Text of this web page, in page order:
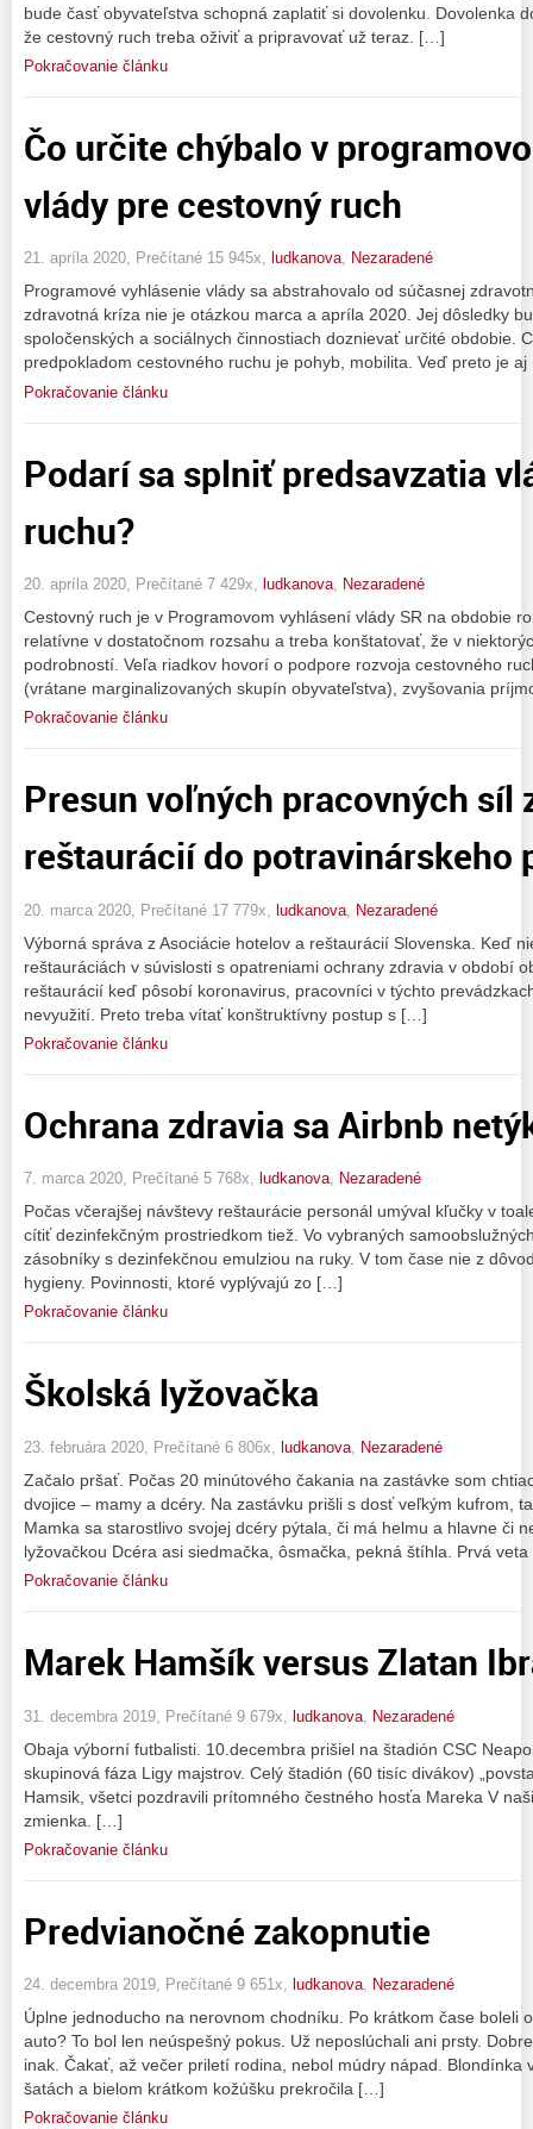
bude časť obyvateľstva schopná zaplatiť si dovolenku. Dovolenka
že cestovný ruch treba oživiť a pripravovať už teraz. […]
Pokračovanie článku
Čo určite chýbalo v
vlády pre cestovný ruch
21. apríla 2020, Prečítané 15 945x, ludkanova, Nezaradené
Programové vyhlásenie vlády sa abstrahovalo od súčasnej
zdravotná kríza nie je otázkou marca a apríla 2020. Jej dôsledky
spoločenských a sociálnych činnostiach doznievať určité obdobie.
predpokladom cestovného ruchu je pohyb, mobilita. Veď preto je
Pokračovanie článku
Podarí sa splniť predsavzatia
ruchu?
20. apríla 2020, Prečítané 7 429x, ludkanova, Nezaradené
Cestovný ruch je v Programovom vyhlásení vlády SR na obdobie
relatívne v dostatočnom rozsahu a treba konštatovať, že v
podrobností. Veľa riadkov hovorí o podpore rozvoja cestovného
(vrátane marginalizovaných skupín obyvateľstva), zvyšovania
Pokračovanie článku
Presun voľných pracovných síl
reštaurácií do potravinárskeho
20. marca 2020, Prečítané 17 779x, ludkanova Nezaradené
Výborná správa z Asociácie hotelov a reštaurácií Slovenska. Keď
reštauráciách v súvislosti s opatreniami ochrany zdravia v období
reštaurácií keď pôsobí koronavirus, pracovníci v týchto
nevyužití. Preto treba vítať konštruktívny postup s […]
Pokračovanie článku
Ochrana zdravia sa Airbnb
7. marca 2020, Prečítané 5 768x, ludkanova, Nezaradené
Počas včerajšej návštevy reštaurácie personál umýval kľučky v
cítiť dezinfekčným prostriedkom tiež. Vo vybraných
zásobníky s dezinfekčnou emulziou na ruky. V tom čase nie z
hygieny. Povinnosti, ktoré vyplývajú zo […]
Pokračovanie článku
Školská lyžovačka
23. februára 2020, Prečítané 6 806x, ludkanova Nezaradené
Začalo pršať. Počas 20 minútového čakania na zastávke som
dvojice – mamy a dcéry. Na zastávku prišli s dosť veľkým kufrom,
Mamka sa starostlivo svojej dcéry pýtala, či má helmu a hlavne či
lyžovačkou Dcéra asi siedmačka, ôsmačka, pekná štíhla. Prvá
Pokračovanie článku
Marek Hamšík versus Zlatan
31. decembra 2019, Prečítané 9 679x, ludkanova Nezaradené
Obaja výborní futbalisti. 10.decembra prišiel na štadión CSC
skupinová fáza Ligy majstrov. Celý štadión (60 tisíc divákov)
Hamsik, všetci pozdravili prítomného čestného hosťa Mareka V
zmienka. […]
Pokračovanie článku
Predvianočné zakopnutie
24. decembra 2019, Prečítané 9 651x, ludkanova, Nezaradené
Úplne jednoducho na nerovnom chodníku. Po krátkom čase boleli
auto? To bol len neúspešný pokus. Už neposlúchali ani prsty.
inak. Čakať, až večer priletí rodina, nebol múdry nápad. Blondínka
šatách a bielom krátkom kožúšku prekročila […]
Pokračovanie článku